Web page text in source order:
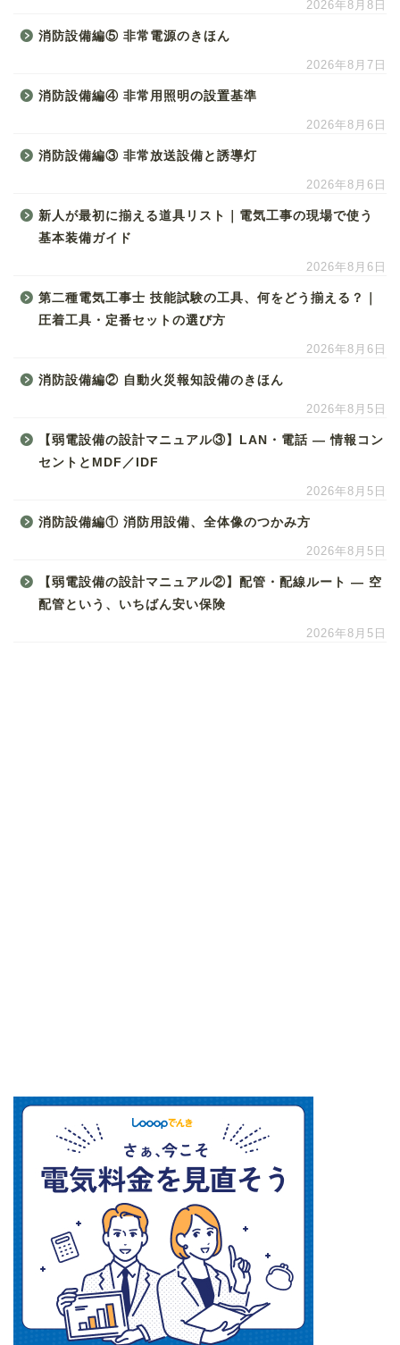
2026年8月8日
消防設備編⑤ 非常電源のきほん
2026年8月7日
消防設備編④ 非常用照明の設置基準
2026年8月6日
消防設備編③ 非常放送設備と誘導灯
2026年8月6日
新人が最初に揃える道具リスト｜電気工事の現場で使う
基本装備ガイド
2026年8月6日
第二種電気工事士 技能試験の工具、何をどう揃える？｜
圧着工具・定番セットの選び方
2026年8月6日
消防設備編② 自動火災報知設備のきほん
2026年8月5日
【弱電設備の設計マニュアル③】LAN・電話 ― 情報コン
セントとMDF／IDF
2026年8月5日
消防設備編① 消防用設備、全体像のつかみ方
2026年8月5日
【弱電設備の設計マニュアル②】配管・配線ルート ― 空
配管という、いちばん安い保険
2026年8月5日